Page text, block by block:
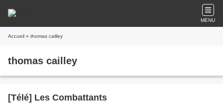
MENU
Accueil » thomas cailley
thomas cailley
[Télé] Les Combattants